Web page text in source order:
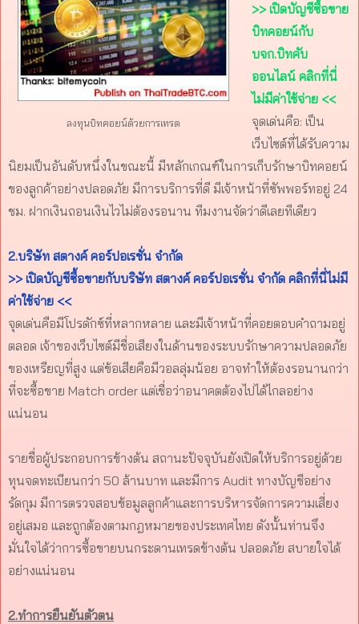
ลงทุนบิทคอยน์ด้วยการเทรด
>> เปิดบัญชีซื้อขาย
บิทคอยน์กับ
บจก.บิทคับ
ออนไลน์ คลิกที่นี่
ไม่มีค่าใช้จ่าย <<
จุดเด่นคือ: เป็น
เว็บไซต์ที่ได้รับความ
นิยมเป็นอันดับหนึ่งในขณะนี้ มีหลักเกณฑ์ในการเก็บรักษาบิทคอยน์
ของลูกค้าอย่างปลอดภัย มีการบริการที่ดี มีเจ้าหน้าที่ซัพพอร์ทอยู่ 24
ชม. ฝากเงินถอนเงินไวไม่ต้องรอนาน ทีมงานจัดว่าดีเลยทีเดียว
2.บริษัท สตางค์ คอร์ปอเรชั่น จำกัด
>> เปิดบัญชีซื้อขายกับบริษัท สตางค์ คอร์ปอเรชั่น จำกัด คลิกที่นี่ไม่มี
ค่าใช้จ่าย <<
จุดเด่นคือมีโปรดักซ์ที่หลากหลาย และมีเจ้าหน้าที่คอยตอบคำถามอยู่
ตลอด เจ้าของเว็บไซต์มีชื่อเสียงในด้านของระบบรักษาความปลอดภัย
ของเหรียญที่สูง แต่ข้อเสียคือมีวอลลุ่มน้อย อาจทำให้ต้องรอนานกว่า
ที่จะซื้อขาย Match order แต่เชื่อว่าอนาคตต้องไปได้ไกลอย่าง
แน่นอน
รายชื่อผู้ประกอบการข้างต้น สถานะปัจจุบันยังเปิดให้บริการอยู่ด้วย
ทุนจดทะเบียนกว่า 50 ล้านบาท และมีการ Audit ทางบัญชีอย่าง
รัดกุม มีการตรวจสอบข้อมูลลูกค้าและการบริหารจัดการความเสี่ยง
อยู่เสมอ และถูกต้องตามกฎหมายของประเทศไทย ดังนั้นท่านจึง
มั่นใจได้ว่าการซื้อขายบนกระดานเทรดข้างต้น ปลอดภัย สบายใจได้
อย่างแน่นอน
2.ทำการยืนยันตัวตน